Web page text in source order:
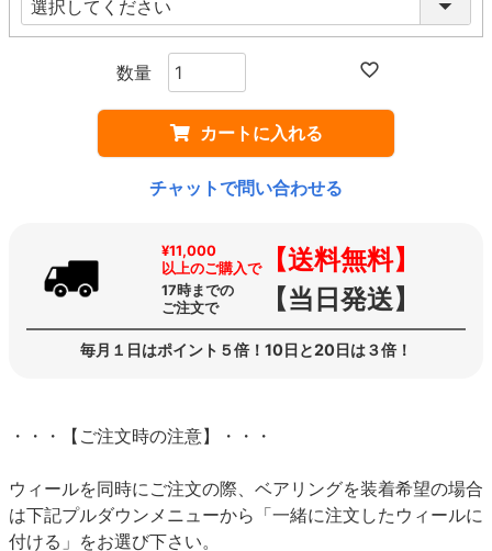
須
カートに入れる
チャットで問い合わせる
¥11,000
以上のご購入で【送料無料】
17時までの
ご注文で
【当日発送】
毎月１日はポイント５倍！10日と20日は３倍！
・・・【ご注文時の注意】・・・
ウィールを同時にご注文の際、ベアリングを装着希望の場合
は下記プルダウンメニューから「一緒に注文したウィールに
付ける」をお選び下さい。